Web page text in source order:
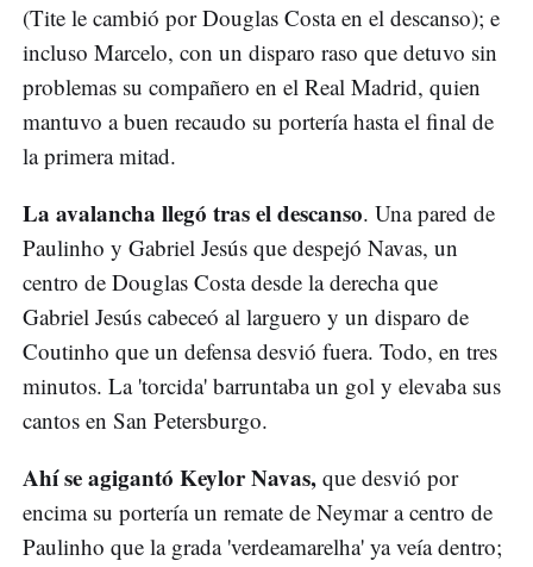
(Tite le cambió por Douglas Costa en el descanso); e
incluso Marcelo, con un disparo raso que detuvo sin
problemas su compañero en el Real Madrid, quien
mantuvo a buen recaudo su portería hasta el final de
la primera mitad.
La avalancha llegó tras el descanso. Una pared de
Paulinho y Gabriel Jesús que despejó Navas, un
centro de Douglas Costa desde la derecha que
Gabriel Jesús cabeceó al larguero y un disparo de
Coutinho que un defensa desvió fuera. Todo, en tres
minutos. La 'torcida' barruntaba un gol y elevaba sus
cantos en San Petersburgo.
Ahí se agigantó Keylor Navas, que desvió por
encima su portería un remate de Neymar a centro de
Paulinho que la grada 'verdeamarelha' ya veía dentro;